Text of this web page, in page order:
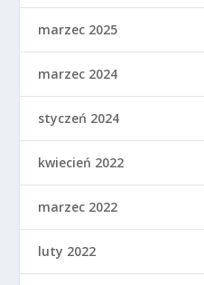
marzec 2025
marzec 2024
styczeń 2024
kwiecień 2022
marzec 2022
luty 2022